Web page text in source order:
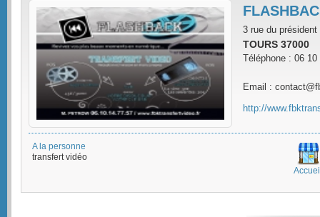
3 rue du président
TOURS 37000
Téléphone : 06 10
Email :
http://
A la personne
transfert vidéo